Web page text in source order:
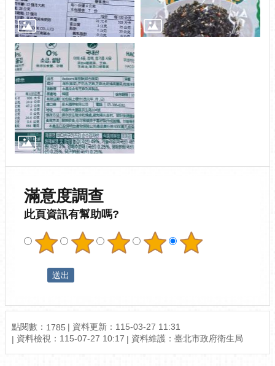
滿意度調查
此頁資訊有幫助嗎?
點閱數： 1785
資料更新：115-03-27 11:31
資料檢視：115-07-27 10:17
資料維護：臺北市政府衛生局